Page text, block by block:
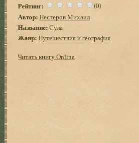
Рейтинг: (0)
Автор: Нестеров Михаил
Название: Сула
Жанр: Путешествия и география
Читать книгу Online